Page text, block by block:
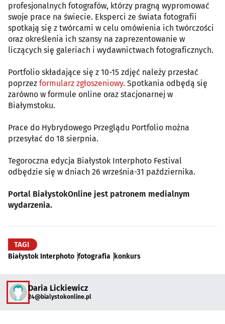
profesjonalnych fotografów, którzy pragną wypromować
swoje prace na świecie. Eksperci ze świata fotografii
spotkają się z twórcami w celu omówienia ich twórczości
oraz określenia ich szansy na zaprezentowanie w
liczących się galeriach i wydawnictwach fotograficznych.
Portfolio składające się z 10-15 zdjęć należy przesłać
poprzez formularz zgłoszeniowy. Spotkania odbędą się
zarówno w formule online oraz stacjonarnej w
Białymstoku.
Prace do Hybrydowego Przeglądu Portfolio można
przesyłać do 18 sierpnia.
Tegoroczna edycja Białystok Interphoto Festival
odbędzie się w dniach 26 września-31 października.
Portal BiałystokOnline jest patronem medialnym
wydarzenia.
TAGI
Białystok Interphoto fotografia konkurs
Daria Lickiewicz
24@bialystokonline.pl